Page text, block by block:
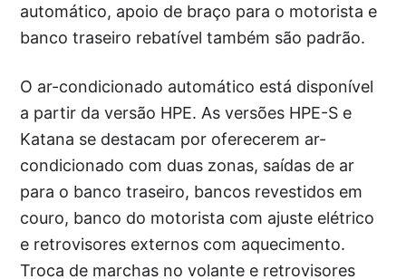
automático, apoio de braço para o motorista e
banco traseiro rebatível também são padrão.
O ar-condicionado automático está disponível
a partir da versão HPE. As versões HPE-S e
Katana se destacam por oferecerem ar-
condicionado com duas zonas, saídas de ar
para o banco traseiro, bancos revestidos em
couro, banco do motorista com ajuste elétrico
e retrovisores externos com aquecimento.
Troca de marchas no volante e retrovisores